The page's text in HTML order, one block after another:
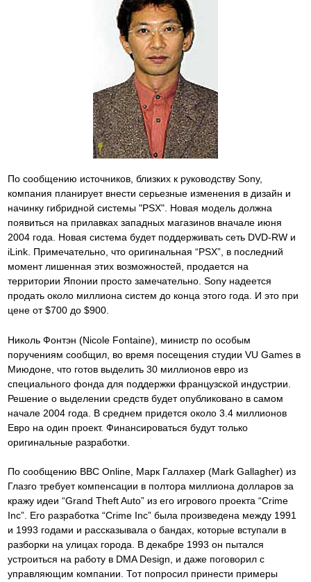
По сообщению источников, близких к руководству Sony,
компания планирует внести серьезные изменения в дизайн и
начинку гибридной системы "PSX". Новая модель должна
появиться на прилавках западных магазинов вначале июня
2004 года. Новая система будет поддерживать сеть DVD-RW и
iLink. Примечательно, что оригинальная “PSX”, в последний
момент лишенная этих возможностей, продается на
территории Японии просто замечательно. Sony надеется
продать около миллиона систем до конца этого года. И это при
цене от $700 до $900.
Николь Фонтэн (Nicole Fontaine), министр по особым
поручениям сообщил, во время посещения студии VU Games в
Миюдоне, что готов выделить 30 миллионов евро из
специального фонда для поддержки французской индустрии.
Решение о выделении средств будет опубликовано в самом
начале 2004 года. В среднем придется около 3.4 миллионов
Евро на один проект. Финансироваться будут только
оригинальные разработки.
По сообщению BBC Online, Марк Галлахер (Mark Gallagher) из
Глазго требует компенсации в полтора миллиона долларов за
кражу идеи “Grand Theft Auto” из его игрового проекта “Crime
Inc”. Его разработка “Crime Inc” была произведена между 1991
и 1993 годами и рассказывала о бандах, которые вступали в
разборки на улицах города. В декабре 1993 он пытался
устроиться на работу в DMA Design, и даже поговорил с
управляющим компании. Тот попросил принести примеры